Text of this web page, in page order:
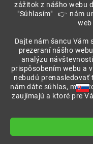
zážitok z nášho webu
"Súhlasím" 👉 nám
Dajte nám šancu Vám
prezeraní nášho
analýzu
prispôsobením webu a
nebudú prenasledovať
nám dáte súhlas,
zaujímajú a ktoré pre
Showroom